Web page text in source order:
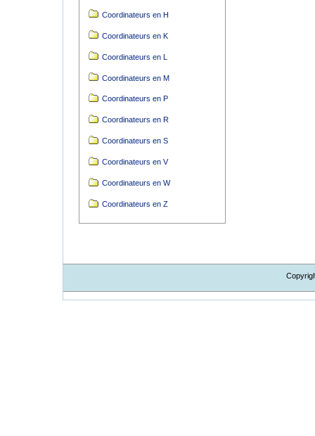
Coordinateurs en H
Coordinateurs en K
Coordinateurs en L
Coordinateurs en M
Coordinateurs en P
Coordinateurs en R
Coordinateurs en S
Coordinateurs en V
Coordinateurs en W
Coordinateurs en Z